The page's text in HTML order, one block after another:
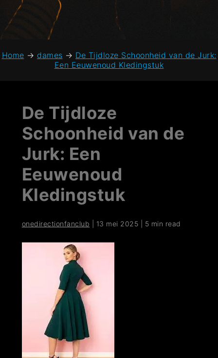
Home → dames → De Tijdloze Schoonheid van de Jurk:
Een Eeuwenoud Kledingstuk
De Tijdloze
Schoonheid van de
Jurk: Een
Eeuwenoud
Kledingstuk
onedirectionfanclub 13 mei 2025 5 min read